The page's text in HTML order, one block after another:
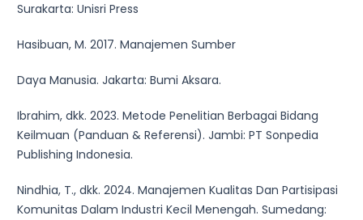
Surakarta: Unisri Press
Hasibuan, M. 2017. Manajemen Sumber
Daya Manusia. Jakarta: Bumi Aksara.
Ibrahim, dkk. 2023. Metode Penelitian Berbagai Bidang
Keilmuan (Panduan & Referensi). Jambi: PT Sonpedia
Publishing Indonesia.
Nindhia, T., dkk. 2024. Manajemen Kualitas Dan Partisipasi
Komunitas Dalam Industri Kecil Menengah. Sumedang: